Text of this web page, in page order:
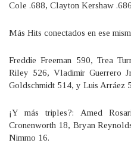
Cole .688, Clayton Kershaw
Más Hits conectados en ese
Freddie Freeman 590, Trea
Riley 526, Vladimir Guerrero
Goldschmidt 514, y Luis Arráez
¡Y más triples?: Amed
Cronenworth 18, Bryan
Nimmo 16.